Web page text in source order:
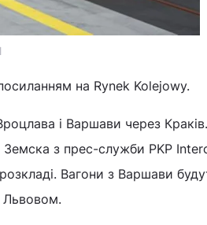
на Rynek Kolejowy.
і Варшави через Краків.
з прес-служби PKP
Вагони з Варшави
Львовом.